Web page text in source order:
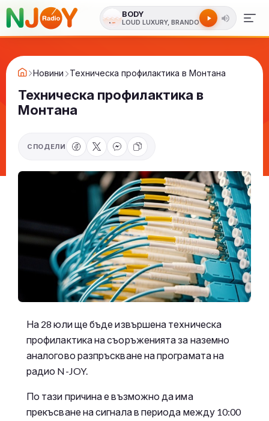
BODY
LOUD LUXURY, BRANDO
Новини Техническа профилактика в Монтана
Техническа профилактика в
Монтана
СПОДЕЛИ
На 28 юли ще бъде извършена техническа
профилактика на съоръженията за наземно
аналогово разпръскване на програмата на
радио N-JOY.
По тази причина е възможно да има
прекъсване на сигнала в периода между 10:00